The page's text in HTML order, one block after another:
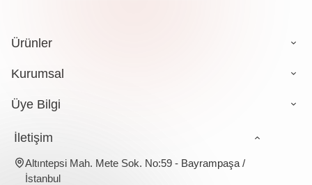
Ürünler
Kurumsal
Üye Bilgi
İletişim
Altıntepsi Mah. Mete Sok. No:59 - Bayrampaşa /
İstanbul